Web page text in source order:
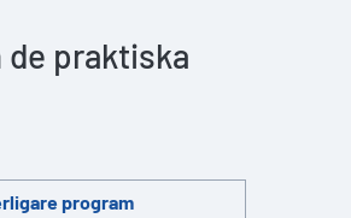
praktiska
program